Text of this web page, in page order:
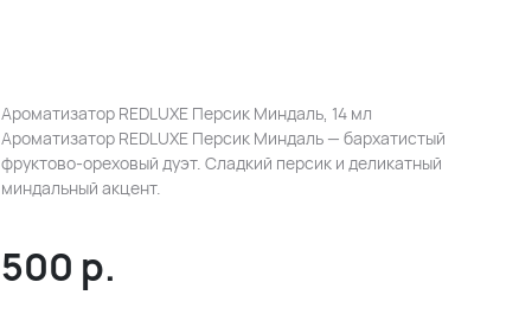
Ароматизатор REDLUXE Персик Миндаль, 14 мл
Ароматизатор REDLUXE Персик Миндаль — бархатистый
фруктово-ореховый дуэт. Сладкий персик и деликатный
миндальный акцент.
500 р.